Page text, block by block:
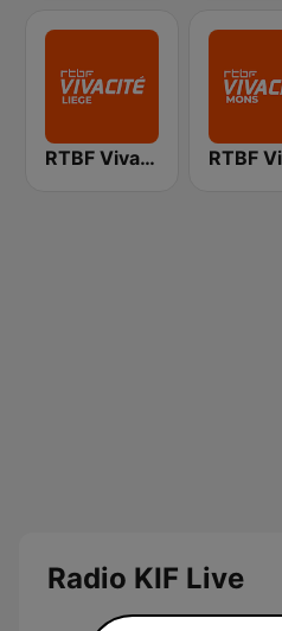
RTBF VivaCité Liège
Radio KIF Live